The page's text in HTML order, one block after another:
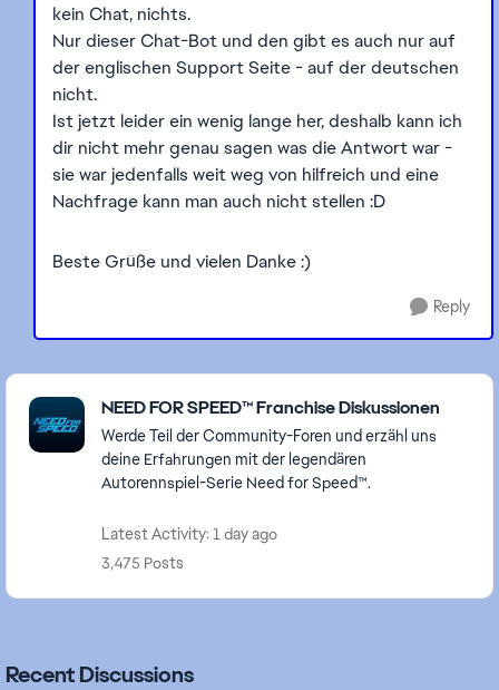
kein Chat, nichts.
Nur dieser Chat-Bot und den gibt es auch nur auf
der englischen Support Seite - auf der deutschen
nicht.
Ist jetzt leider ein wenig lange her, deshalb kann ich
dir nicht mehr genau sagen was die Antwort war -
sie war jedenfalls weit weg von hilfreich und eine
Nachfrage kann man auch nicht stellen :D
Beste Grüße und vielen Danke :)
Reply
Featured Places
NEED FOR SPEED™ Franchise Diskussionen
Werde Teil der Community-Foren und erzähl uns
deine Erfahrungen mit der legendären
Autorennspiel-Serie Need for Speed™.
Latest Activity: 1 day ago
3,475 Posts
Recent Discussions